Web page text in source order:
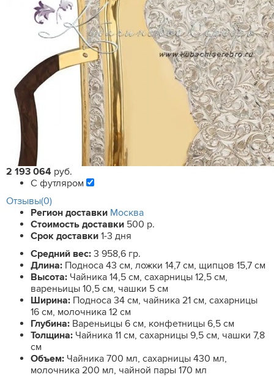
2 193 064 руб.
С футляром
Отзывы(0)
Регион доставки Москва
Стоимость доставки 500 р.
Срок доставки 1-3 дня
Средний вес: 3 958,6 гр.
Длина: Подноса 43 см, ложки 14,7 см, щипцов 15,7 см
Высота: Чайника 14,5 см, сахарницы 12,5 см,
вареньицы 10,5 см, чашки 5 см
Ширина: Подноса 34 см, чайника 21 см, сахарницы
16 см, молочника 12 см
Глубина: Вареньицы 6 см, конфетницы 6,5 см
Толщина: Чайника 11 см, сахарницы 9,5 см, чашки 7,8
см
Объем: Чайника 700 мл, сахарницы 430 мл,
молочника 200 мл, чайной пары 170 мл